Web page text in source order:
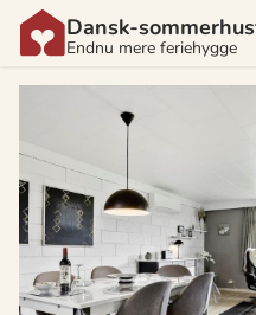
Dansk-
Endnu mere feriehygge